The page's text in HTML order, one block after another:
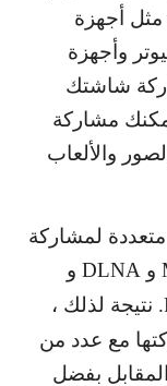
مثل أجهزة
وأجهزة
شاشتك
مشاركة
والألعاب
لمشاركة
و DLNA و
. نتيجة لذلك ،
مع عدد من
المقابل بفضل